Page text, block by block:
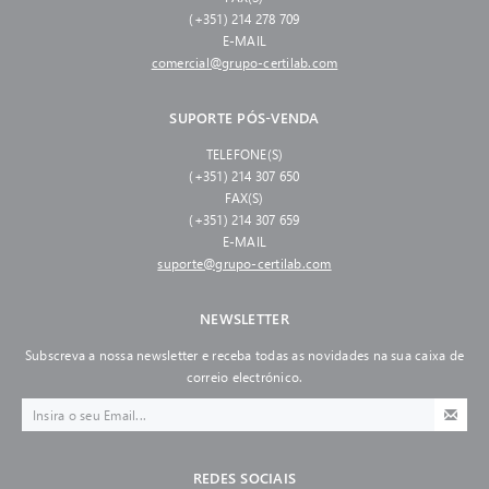
(+351) 214 278 709
E-MAIL
comercial@grupo-certilab.com
SUPORTE PÓS-VENDA
TELEFONE(S)
(+351) 214 307 650
FAX(S)
(+351) 214 307 659
E-MAIL
suporte@grupo-certilab.com
NEWSLETTER
Subscreva a nossa newsletter e receba todas as novidades na sua caixa de
correio electrónico.
REDES SOCIAIS